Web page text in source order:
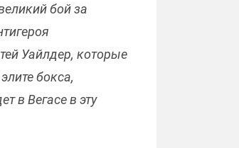
бой за
Уайлдер, которые
бокса,
в Вегасе в эту